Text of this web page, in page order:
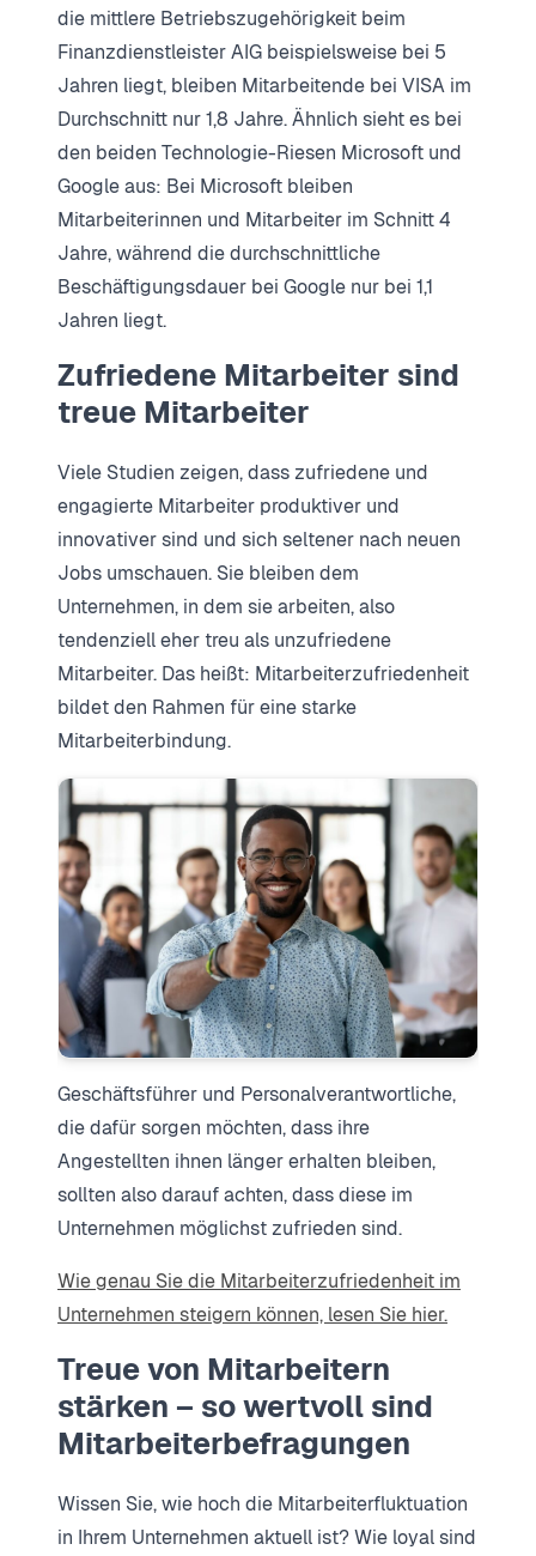
die mittlere Betriebszugehörigkeit beim
Finanzdienstleister AIG beispielsweise bei 5
Jahren liegt, bleiben Mitarbeitende bei VISA im
Durchschnitt nur 1,8 Jahre. Ähnlich sieht es bei
den beiden Technologie-Riesen Microsoft und
Google aus: Bei Microsoft bleiben
Mitarbeiterinnen und Mitarbeiter im Schnitt 4
Jahre, während die durchschnittliche
Beschäftigungsdauer bei Google nur bei 1,1
Jahren liegt.
Zufriedene Mitarbeiter sind
treue Mitarbeiter
Viele Studien zeigen, dass zufriedene und
engagierte Mitarbeiter produktiver und
innovativer sind und sich seltener nach neuen
Jobs umschauen. Sie bleiben dem
Unternehmen, in dem sie arbeiten, also
tendenziell eher treu als unzufriedene
Mitarbeiter. Das heißt: Mitarbeiterzufriedenheit
bildet den Rahmen für eine starke
Mitarbeiterbindung.
Geschäftsführer und Personalverantwortliche,
die dafür sorgen möchten, dass ihre
Angestellten ihnen länger erhalten bleiben,
sollten also darauf achten, dass diese im
Unternehmen möglichst zufrieden sind.
Wie genau Sie die Mitarbeiterzufriedenheit im
Unternehmen steigern können, lesen Sie hier.
Treue von Mitarbeitern
stärken – so wertvoll sind
Mitarbeiterbefragungen
Wissen Sie, wie hoch die Mitarbeiterfluktuation
in Ihrem Unternehmen aktuell ist? Wie loyal sind